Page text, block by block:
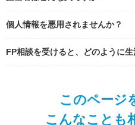
個人情報を悪用されませんか？
FP相談を受けると、どのように
このページ
こんなことも